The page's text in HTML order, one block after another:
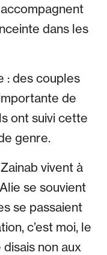
dans les
: des couples
de
ont suivi cette
genre.
vivent à
se souvient
se passaient
c’est moi, le
non aux